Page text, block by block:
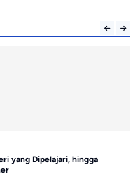
yang Dipelajari, hingga